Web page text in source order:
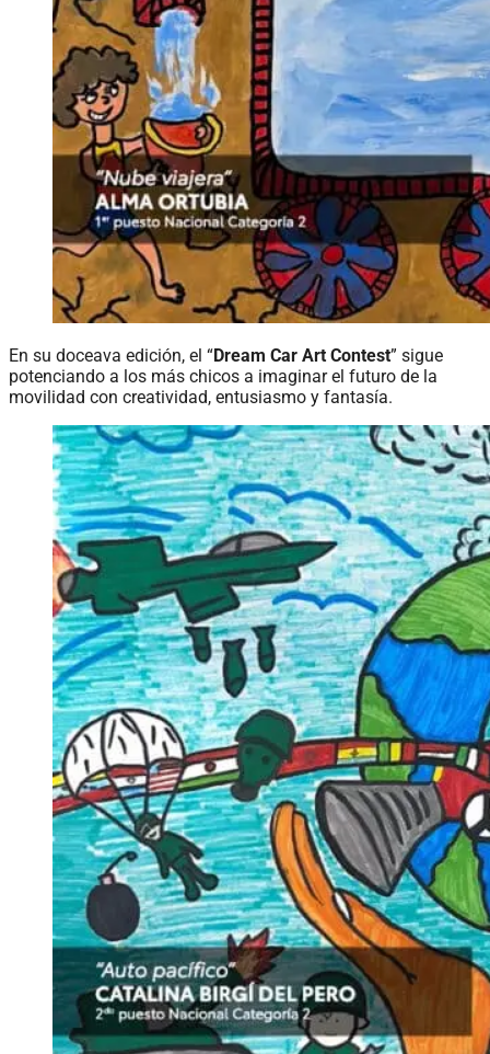
En su doceava edición, el “Dream Car Art Contest” sigue
potenciando a los más chicos a imaginar el futuro de la
movilidad con creatividad, entusiasmo y fantasía.